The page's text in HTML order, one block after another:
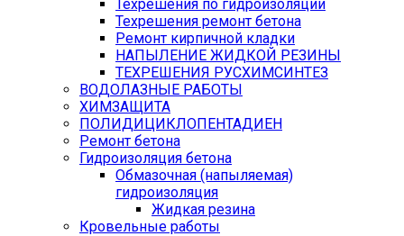
Техрешения по гидроизоляции
Техрешения ремонт бетона
Ремонт кирпичной кладки
НАПЫЛЕНИЕ ЖИДКОЙ РЕЗИНЫ
ТЕХРЕШЕНИЯ РУСХИМСИНТЕЗ
ВОДОЛАЗНЫЕ РАБОТЫ
ХИМЗАЩИТА
ПОЛИДИЦИКЛОПЕНТАДИЕН
Ремонт бетона
Гидроизоляция бетона
Обмазочная (напыляемая)
гидроизоляция
Жидкая резина
Кровельные работы